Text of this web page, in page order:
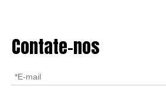
Contate-nos